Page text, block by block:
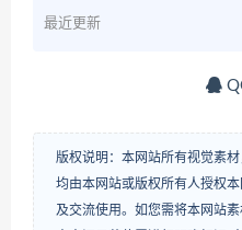
最近更新
版权说明：本网站所有视觉素
均由本网站或版权所有人授权
及交流使用。如您需将本网站